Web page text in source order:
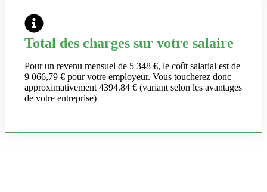
Total des charges sur votre salaire
Pour un revenu mensuel de 5 348 €, le coût salarial est de
9 066,79 € pour votre employeur. Vous toucherez donc
approximativement 4394.84 € (variant selon les avantages
de votre entreprise)